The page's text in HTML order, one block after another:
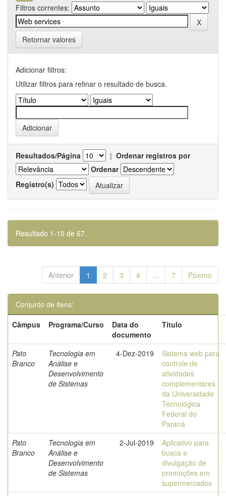
Filtros correntes:
Retornar valores
Adicionar filtros:
Utilizar filtros para refinar o resultado de busca.
Resultados/Página | Ordenar registros por
Ordenar
Registro(s)
Resultado 1-10 de 67.
Anterior 1 2 3 4 ... 7 Póximo
Conjunto de itens:
Câmpus
Programa/Curso
Data do
documento
Título
Pato
Branco
Tecnologia em
Análise e
Desenvolvimento
de Sistemas
4-Dez-2019
Sistema web para
controle de
atividades
complementares
da Universidade
Tecnológica
Federal do
Paraná
Pato
Branco
Tecnologia em
Análise e
Desenvolvimento
de Sistemas
2-Jul-2019
Aplicativo para
busca e
divulgação de
promoções em
supermercados